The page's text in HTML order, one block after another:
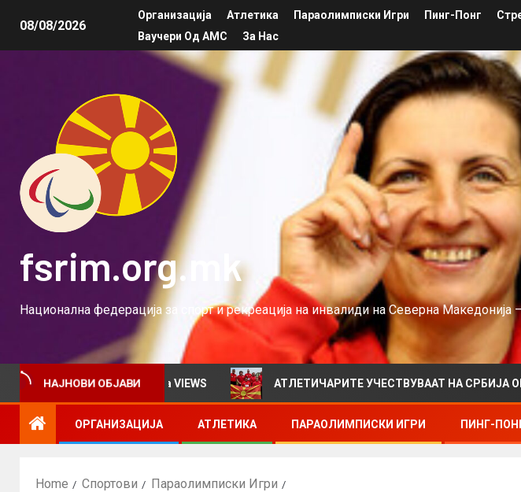
08/08/2026
Организација Атлетика Параолимписки Игри Пинг-Понг
Ваучери Од АМС
За Нас
fsrim.org.mk
Национална федерација за спорт и рекреација на инвалиди на Северна
НАЈНОВИ ОБЈАВИ
билтен за VIEWS АТЛЕТИЧАРИТЕ УЧЕСТВУВААТ НА СРБИЈА ОПЕН 2026
ОРГАНИЗАЦИЈА АТЛЕТИКА ПАРАОЛИМПИСКИ ИГРИ ПИНГ-
Home Спортови
Параолимписки Игри